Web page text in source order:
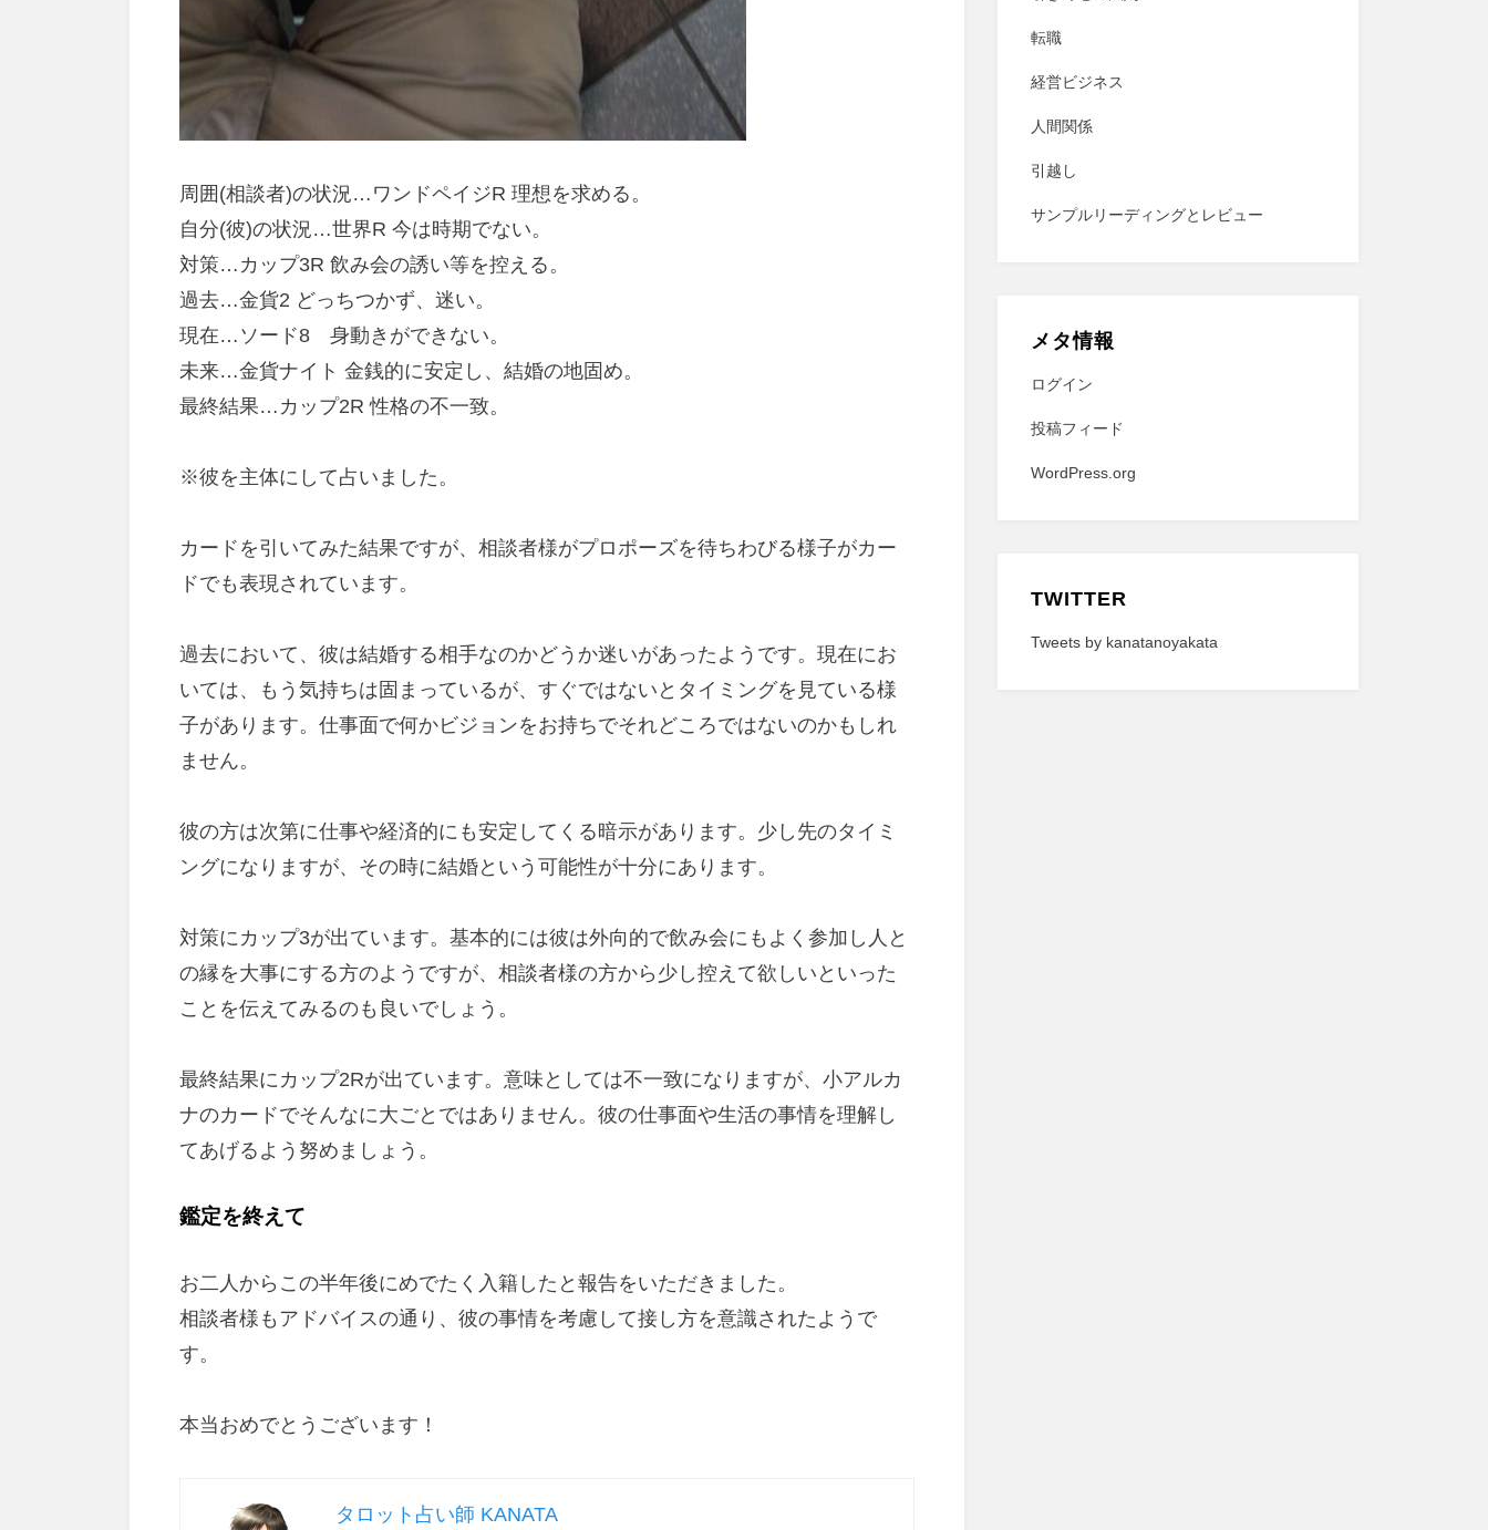
周囲(相談者)の状況…ワンドペイジR 理想を求める。
自分(彼)の状況…世界R 今は時期でない。
対策…カップ3R 飲み会の誘い等を控える。
過去…金貨2 どっちつかず、迷い。
現在…ソード8 身動きができない。
未来…金貨ナイト 金銭的に安定し、結婚の地固め。
最終結果…カップ2R 性格の不一致。
※彼を主体にして占いました。
カードを引いてみた結果ですが、相談者様がプロポーズを待ちわびる様子がカー
ドでも表現されています。
過去において、彼は結婚する相手なのかどうか迷いがあったようです。現在にお
いては、もう気持ちは固まっているが、すぐではないとタイミングを見ている様
子があります。仕事面で何かビジョンをお持ちでそれどころではないのかもしれ
ません。
彼の方は次第に仕事や経済的にも安定してくる暗示があります。少し先のタイミ
ングになりますが、その時に結婚という可能性が十分にあります。
対策にカップ3が出ています。基本的には彼は外向的で飲み会にもよく参加し人と
の縁を大事にする方のようですが、相談者様の方から少し控えて欲しいといった
ことを伝えてみるのも良いでしょう。
最終結果にカップ2Rが出ています。意味としては不一致になりますが、小アルカ
ナのカードでそんなに大ごとではありません。彼の仕事面や生活の事情を理解し
てあげるよう努めましょう。
鑑定を終えて
お二人からこの半年後にめでたく入籍したと報告をいただきました。
相談者様もアドバイスの通り、彼の事情を考慮して接し方を意識されたようで
す。
本当おめでとうございます！
タロット占い師 KANATA
転職
経営ビジネス
人間関係
引越し
サンプルリーディングとレビュー
メタ情報
ログイン
投稿フィード
WordPress.org
TWITTER
Tweets by kanatanoyakata